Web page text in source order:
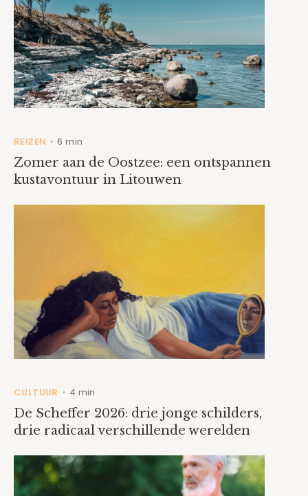
REIZEN •6 min
Zomer aan de Oostzee: een ontspannen
kustavontuur in Litouwen
CULTUUR • 4 min
De Scheffer 2026: drie jonge schilders,
drie radicaal verschillende werelden